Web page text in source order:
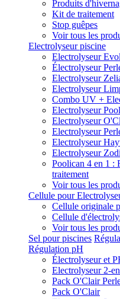
Produits
Kit de traitement
Stop guêpes
Voir tous les
Electrolyseur piscine
Electrolyseur
Électrolyseur
Electrolyseur
Electrolyseur
Combo UV +
Electrolyseur
Electrolyseur
Electrolyseur
Electrolyseur
Electrolyseur
Poolican 4 en 1 :
traitement
Voir tous les
Cellule pour
Cellule originale
Cellule
Voir tous les
Sel pour piscines
Régulation pH
Électrolyseur et
Electrolyseur 2-
Pack O'Clair
Pack O'Clair